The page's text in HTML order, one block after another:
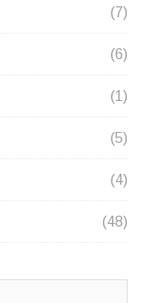
(7)
(6)
(1)
(5)
(4)
(48)